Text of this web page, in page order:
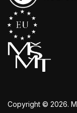
Copyright © 2026.